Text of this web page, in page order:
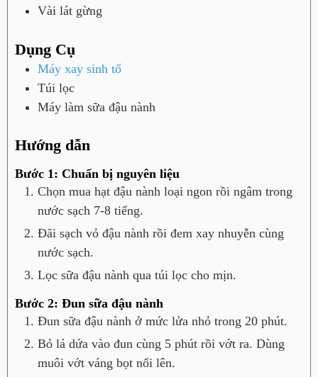
Vài lát gừng
Dụng Cụ
Máy xay sinh tố
Túi lọc
Máy làm sữa đậu nành
Hướng dẫn
Bước 1: Chuẩn bị nguyên liệu
Chọn mua hạt đậu nành loại ngon rồi ngâm trong
nước sạch 7-8 tiếng.
Đãi sạch vỏ đậu nành rồi đem xay nhuyễn cùng
nước sạch.
Lọc sữa đậu nành qua túi lọc cho mịn.
Bước 2: Đun sữa đậu nành
Đun sữa đậu nành ở mức lửa nhỏ trong 20 phút.
Bỏ lá dứa vào đun cùng 5 phút rồi vớt ra. Dùng
muôi vớt váng bọt nổi lên.